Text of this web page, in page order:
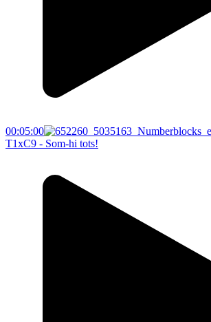
00:05:00
T1xC9 - Som-hi tots!